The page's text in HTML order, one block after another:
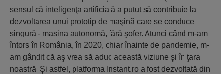
sensul că inteligenţa artificială a putut să contribuie la
dezvoltarea unui prototip de maşină care se conduce
singură - masina autonomă, fără şofer. Atunci când m-am
întors în România, în 2020, chiar înainte de pandemie, m-
am gândit că aş vrea să aduc această viziune şi în ţara
noastră. Şi astfel, platforma Instant.ro a fost dezvoltată din